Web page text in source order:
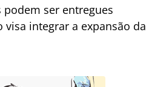
ser entregues
integrar a expansão da